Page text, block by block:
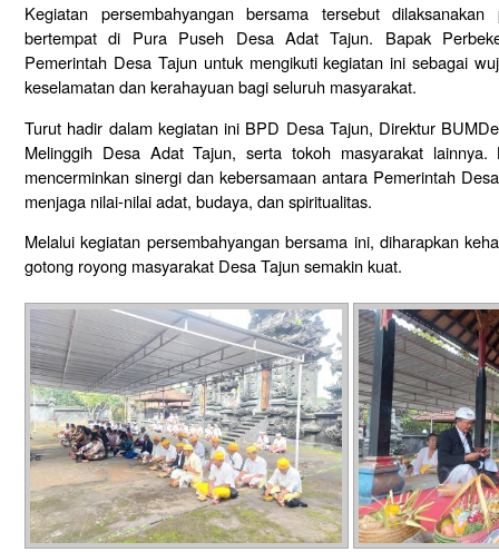
Kegiatan persembahyangan bersama tersebut
bertempat di Pura Puseh Desa Adat Tajun. Bapak
Pemerintah Desa Tajun untuk mengikuti kegiatan ini sebagai
keselamatan dan kerahayuan bagi seluruh masyarakat.
Turut hadir dalam kegiatan ini BPD Desa Tajun, Direktur
Melinggih Desa Adat Tajun, serta tokoh masyarakat lainnya.
mencerminkan sinergi dan kebersamaan antara Pemerintah
menjaga nilai-nilai adat, budaya, dan spiritualitas.
Melalui kegiatan persembahyangan bersama ini, diharapkan
gotong royong masyarakat Desa Tajun semakin kuat.